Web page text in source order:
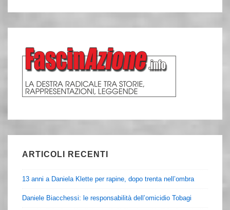
ARTICOLI RECENTI
13 anni a Daniela Klette per rapine, dopo trenta nell’ombra
Daniele Biacchessi: le responsabilità dell’omicidio Tobagi